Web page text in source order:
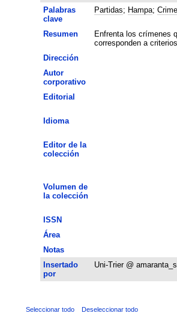
Palabras
clave
Partidas; Hampa;
Resumen
Enfrenta los crímenes
corresponden a
Dirección
Autor
corporativo
Editorial
Idioma
Editor de la
colección
Volumen de
la colección
ISSN
Área
Notas
Insertado
por
Uni-Trier @
Seleccionar todo Deseleccionar todo